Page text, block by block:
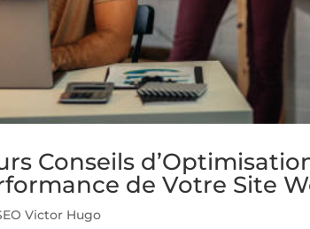
Conseils
de Votre Site
Victor Hugo